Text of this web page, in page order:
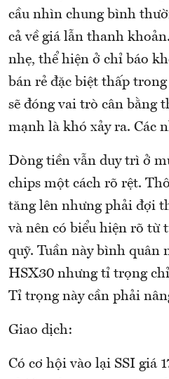
cầu nhìn chung bình
cả về giá lẫn thanh
nhẹ, thể hiện ở chỉ báo
bán rẻ đặc biệt thấp
sẽ đóng vai trò cân
mạnh là khó xảy ra. Các
Dòng tiền vẫn duy trì ở
chips một cách rõ rệt.
tăng lên nhưng phải đợi
và nên có biểu hiện rõ từ
quỹ. Tuần này bình quân
HSX30 nhưng tỉ trọng
Tỉ trọng này cần phải
Giao dịch:
Có cơ hội vào lại SSI giá